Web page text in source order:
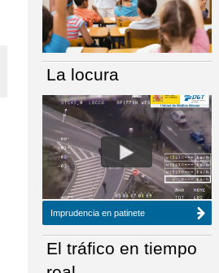
NÚMERO ACTUAL HEMEROTECA
La locura
Imprudencia en patinete
El tráfico en tiempo